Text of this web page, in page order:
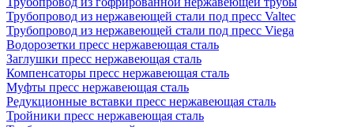
Трубопровод из нержавеющей стали под пресс Valtec
Трубопровод из нержавеющей стали под пресс Viega
Водорозетки пресс нержавеющая сталь
Заглушки пресс нержавеющая сталь
Компенсаторы пресс нержавеющая сталь
Муфты пресс нержавеющая сталь
Редукционные вставки пресс нержавеющая сталь
Тройники пресс нержавеющая сталь